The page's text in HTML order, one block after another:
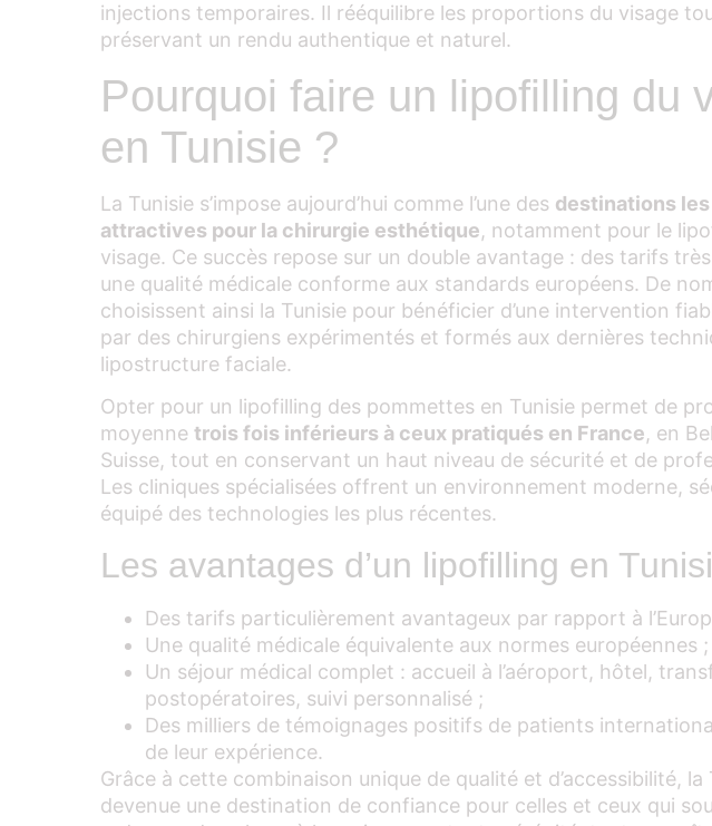
injections temporaires. Il rééquilibre les proportions du visage
préservant un rendu authentique et naturel.
Pourquoi faire un lipofilling du
en Tunisie ?
La Tunisie s’impose aujourd’hui comme l’une des destinations
attractives pour la chirurgie esthétique, notamment pour le
visage. Ce succès repose sur un double avantage : des tarifs
une qualité médicale conforme aux standards européens. De
choisissent ainsi la Tunisie pour bénéficier d’une intervention
par des chirurgiens expérimentés et formés aux dernières
lipostructure faciale.
Opter pour un lipofilling des pommettes en Tunisie permet de
moyenne trois fois inférieurs à ceux pratiqués en France, en
Suisse, tout en conservant un haut niveau de sécurité et de
Les cliniques spécialisées offrent un environnement moderne,
équipé des technologies les plus récentes.
Les avantages d’un lipofilling en
Des tarifs particulièrement avantageux par rapport à
Une qualité médicale équivalente aux normes européennes ;
Un séjour médical complet : accueil à l’aéroport, hôtel,
postopératoires, suivi personnalisé ;
Des milliers de témoignages positifs de patients
de leur expérience.
Grâce à cette combinaison unique de qualité et d’accessibilité, la
devenue une destination de confiance pour celles et ceux qui